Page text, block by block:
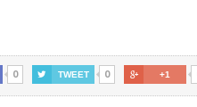
0  TWEET 0  +1